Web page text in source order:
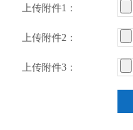
上传附件1：
上传附件2：
上传附件3：